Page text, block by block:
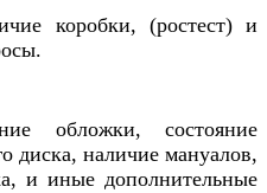
коробки, (ростест) и
обложки, состояние
диска, наличие мануалов,
и иные дополнительные